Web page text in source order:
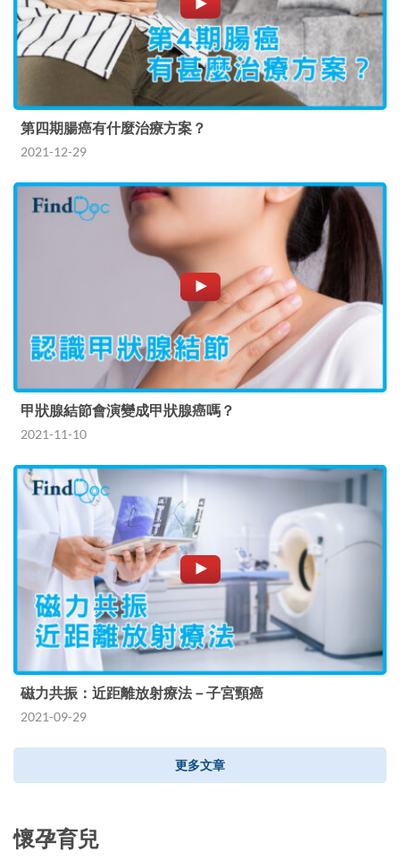
第四期腸癌有什麼治療方案？
2021-12-29
甲狀腺結節會演變成甲狀腺癌嗎？
2021-11-10
磁力共振：近距離放射療法－子宮頸癌
2021-09-29
更多文章
懷孕育兒